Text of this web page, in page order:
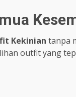
Kekinian tanpa
outfit yang